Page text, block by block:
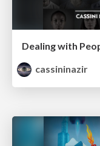
cassininazir